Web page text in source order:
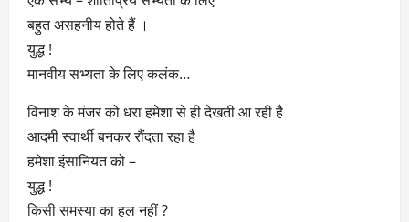
बहुत असहनीय होते हैं ।
युद्ध !
मानवीय सभ्यता के लिए कलंक…
विनाश के मंजर को धरा हमेशा से ही देखती आ रही है
आदमी स्वार्थी बनकर रौंदता रहा है
हमेशा इंसानियत को –
युद्ध !
किसी समस्या का हल नहीं ?